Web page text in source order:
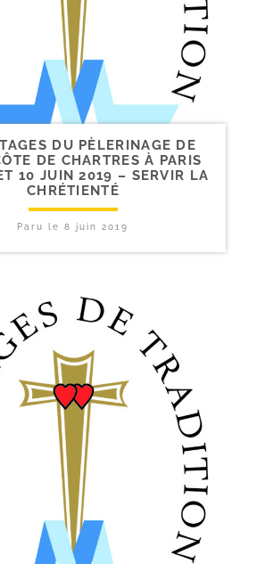
DU PÈLERINAGE DE
DE CHARTRES À PARIS
10 JUIN 2019 – SERVIR LA
CHRÉTIENTÉ
Paru le8 juin 2019